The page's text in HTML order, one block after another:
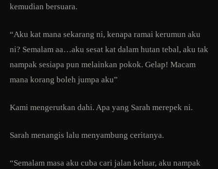
kemudian bersuara.
“Aku kat mana sekarang ni, kenapa ramai kerumun aku
ni? Semalam aa…aku sesat kat dalam hutan tebal, aku tak
nampak sesiapa pun melainkan pokok. Gelap! Macam
mana korang boleh jumpa aku”
Kami mengerutkan dahi. Apa yang Sarah merepek ni.
Sarah menangis lalu menyambung ceritanya.
“Semalam masa aku cuba cari jalan keluar, aku nampak